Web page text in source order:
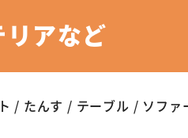
アなど
/ たんす / テーブル / ソフ